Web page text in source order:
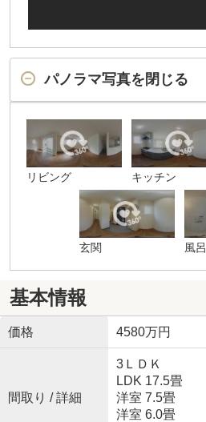
パノラマ写真を閉じる
リビング キッチン
玄関 風呂
基本情報
価格 4580万円
間取り / 詳細
3ＬＤＫ
LDK 17.5畳
洋室 7.5畳
洋室 6.0畳